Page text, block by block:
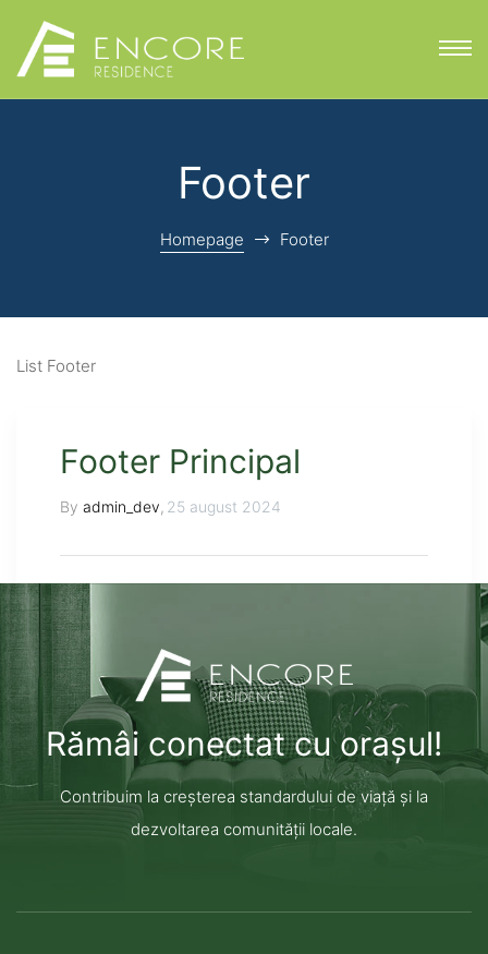
Footer
Homepage Footer
List Footer
Footer Principal
By admin_dev, 25 august 2024
Rămâi conectat cu orașul!
Contribuim la creșterea standardului de viață și la
dezvoltarea comunității locale.